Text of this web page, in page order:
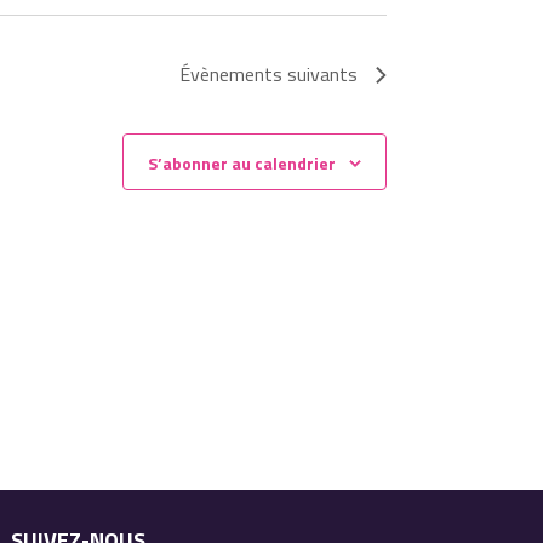
Évènements suivants
S’abonner au calendrier